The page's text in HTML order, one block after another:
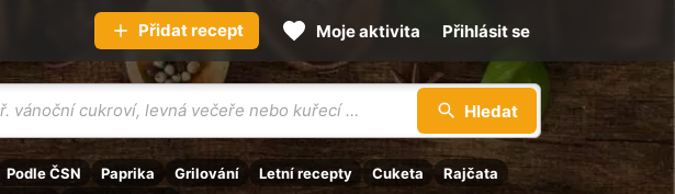
Hledat
Podle ČSN Paprika Grilování Letní recepty Cuketa
Rajčata
Přidat recept Moje aktivita Přihlásit se